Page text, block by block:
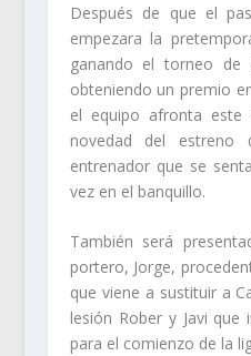
Después de que el
empezara la
ganando el torneo
obteniendo un premio
el equipo afronta este
novedad del estreno
entrenador que se
vez en el banquillo.
También será
portero, Jorge,
que viene a sustituir a
lesión Rober y Javi
para el comienzo de la